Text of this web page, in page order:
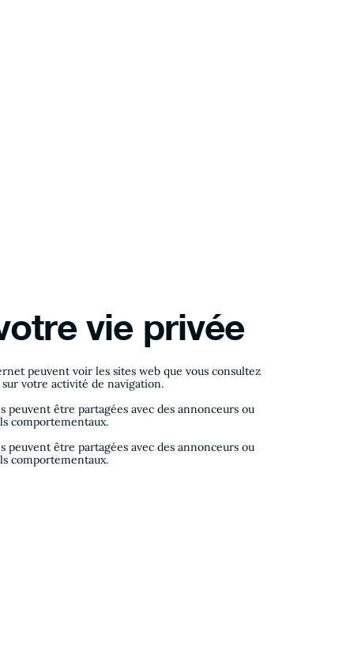
vie privée
peuvent voir les sites web que vous consultez
votre activité de navigation.
peuvent être partagées avec des annonceurs ou
comportementaux.
peuvent être partagées avec des annonceurs ou
comportementaux.